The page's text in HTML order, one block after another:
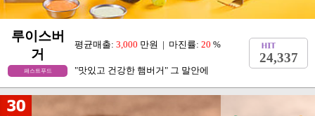
루이스버
거
평균매출: 3,000 만원 | 마진률: 20 %
패스트푸드 "맛있고 건강한 햄버거" 그 말안에
24,337